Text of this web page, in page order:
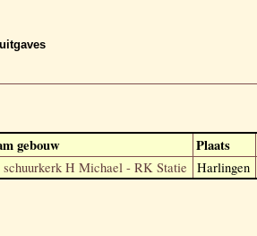
gebouw Plaats
H Michael - RK Statie Harlingen